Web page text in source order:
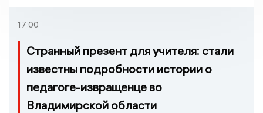
17:00
Странный презент для учителя: стали
известны подробности истории о
педагоге-извращенце во
Владимирской области